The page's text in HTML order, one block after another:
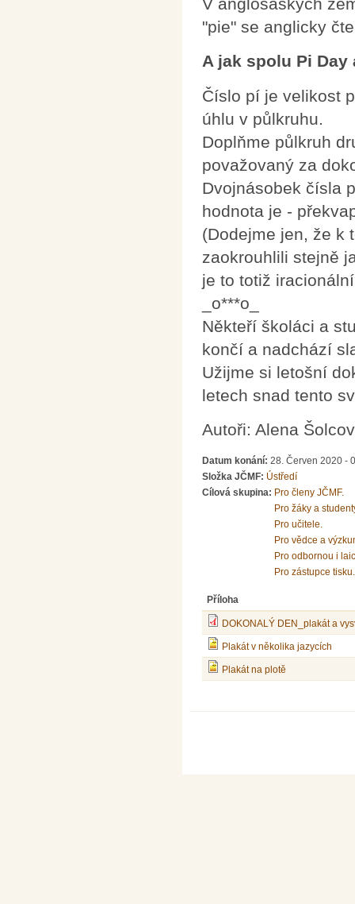
"pie" se anglicky
A jak spolu Pi
Číslo pí je velikost
úhlu v půlkruhu.
Doplňme půlkruh
považovaný za
Dvojnásobek čísla
hodnota je -
(Dodejme jen, že k
zaokrouhlili stejně
je to totiž
_o***o_
Někteří školáci a
končí a nadchází
Užijme si letošní
letech snad tento
Autoři: Alena
Datum konání: 28. Červen 2020 -
Složka JČMF: Ústředí
Cílová skupina: Pro členy JČMF.
Pro žáky a
Pro učitele.
Pro vědce a
Pro odbornou i
Pro zástupce tisku.
Příloha
DOKONALÝ DEN_plakát a
Plakát v několika jazycích
Plakát na plotě